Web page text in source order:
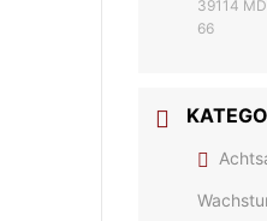
39114
66